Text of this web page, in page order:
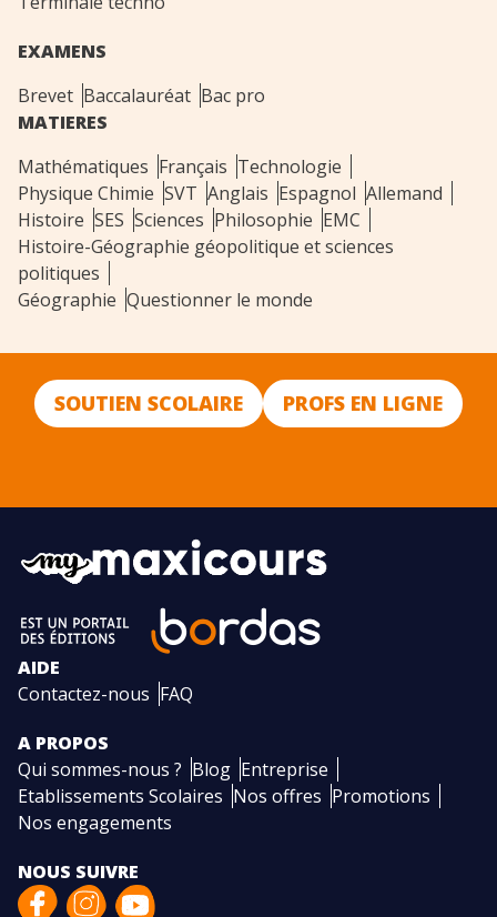
EXAMENS
Brevet Baccalauréat Bac pro
MATIERES
Mathématiques Français Technologie
Physique Chimie SVT Anglais Espagnol Allemand
Histoire SES Sciences Philosophie EMC
Histoire-Géographie géopolitique et sciences
politiques
Géographie Questionner le monde
SOUTIEN SCOLAIRE PROFS EN LIGNE
AIDE
Contactez-nous FAQ
A PROPOS
Qui sommes-nous ? Blog Entreprise
Etablissements Scolaires Nos offres Promotions
Nos engagements
NOUS SUIVRE